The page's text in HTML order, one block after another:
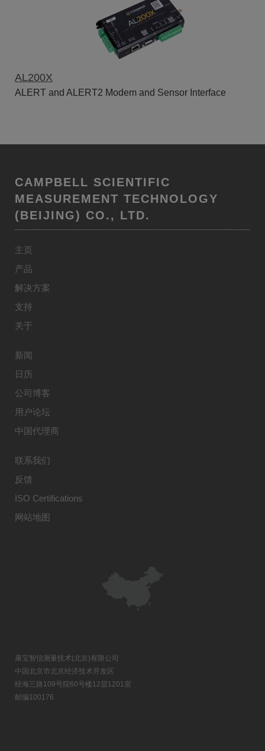
AL200X
ALERT and ALERT2 Modem and Sensor Interface
CAMPBELL SCIENTIFIC
MEASUREMENT TECHNOLOGY
(BEIJING) CO., LTD.
主页
产品
解决方案
支持
关于
新闻
日历
公司博客
用户论坛
中国代理商
联系我们
反馈
ISO Certifications
网站地图
康宝智信测量技术(北京)有限公司
中国北京市北京经济技术开发区
经海三路109号院60号楼12层1201室
邮编100176